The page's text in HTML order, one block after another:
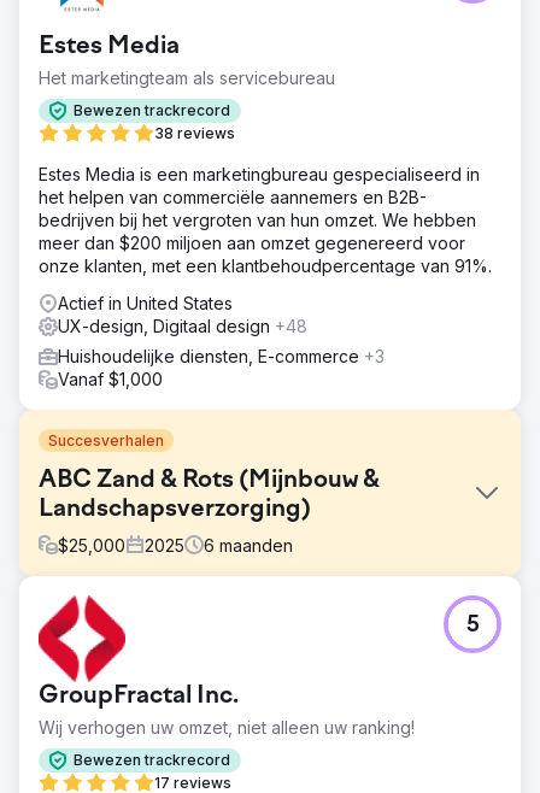
Estes Media
Het marketingteam als servicebureau
Bewezen trackrecord
38 reviews
Estes Media is een marketingbureau gespecialiseerd in
het helpen van commerciële aannemers en B2B-
bedrijven bij het vergroten van hun omzet. We hebben
meer dan $200 miljoen aan omzet gegenereerd voor
onze klanten, met een klantbehoudpercentage van 91%.
Actief in United States
UX-design, Digitaal design +48
Huishoudelijke diensten, E-commerce +3
Vanaf $1,000
Succesverhalen
ABC Zand & Rots (Mijnbouw &
Landschapsverzorging)
$25,000 2025 6 maanden
Uitdaging
ABC Sand & Rock benaderde ons met een verouderde,
niet-responsieve website die de uitgebreide
productcatalogus niet presenteerde en ondermaats
presteerde in het zoekverkeer. Als regionale leverancier
van mijnbouw- en landschapsarchitectuur misten ze
leads, aannemers en zichtbaarheid op Google.
Oplossing
GroupFractal Inc.
Wij verhogen uw omzet, niet alleen uw ranking!
Bewezen trackrecord
17 reviews
5